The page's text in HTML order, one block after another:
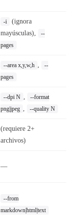
-i
(ignora
mayúsculas),
--
pages
--area x,y,w,h ,
--
pages
--dpi N ,
--format
png|jpeg , --quality N
(requiere 2+
archivos)
—
--from
markdown|html|text